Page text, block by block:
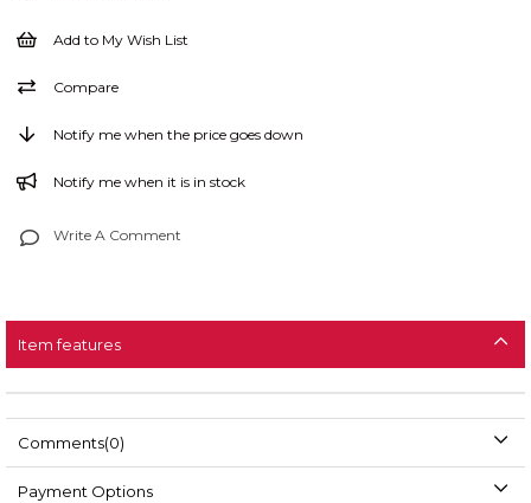
Add to My Wish List
Compare
Notify me when the price goes down
Notify me when it is in stock
Write A Comment
Item features
Comments(0)
Payment Options